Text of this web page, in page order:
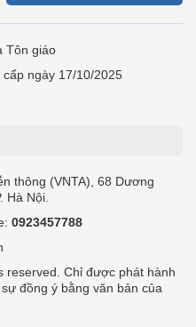
Tôn giáo
ngày 17/10/2025
thông (VNTA), 68 Dương
Hà Nội.
0923457788
reserved. Chỉ được phát hành
đồng ý bằng văn bản của